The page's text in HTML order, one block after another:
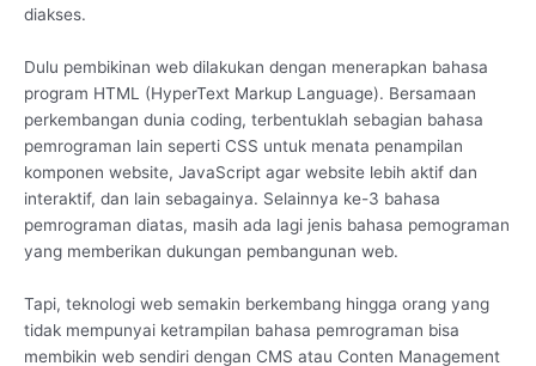
diakses.
Dulu pembikinan web dilakukan dengan menerapkan bahasa
program HTML (HyperText Markup Language). Bersamaan
perkembangan dunia coding, terbentuklah sebagian bahasa
pemrograman lain seperti CSS untuk menata penampilan
komponen website, JavaScript agar website lebih aktif dan
interaktif, dan lain sebagainya. Selainnya ke-3 bahasa
pemrograman diatas, masih ada lagi jenis bahasa pemograman
yang memberikan dukungan pembangunan web.
Tapi, teknologi web semakin berkembang hingga orang yang
tidak mempunyai ketrampilan bahasa pemrograman bisa
membikin web sendiri dengan CMS atau Conten Management